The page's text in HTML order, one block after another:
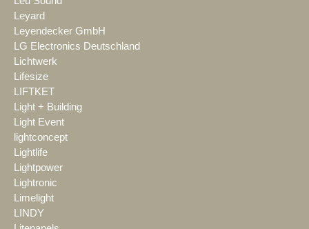
Leyard
Leyendecker GmbH
LG Electronics Deutschland
Lichtwerk
Lifesize
LIFTKET
Light + Building
Light Event
lightconcept
Lightlife
Lightpower
Lightronic
Limelight
LINDY